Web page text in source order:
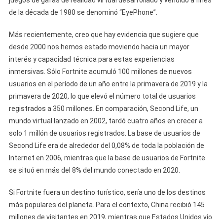
de la década de 1980 se denominó “EyePhone”.
Más recientemente, creo que hay evidencia que sugiere que
desde 2000 nos hemos estado moviendo hacia un mayor
interés y capacidad técnica para estas experiencias
inmersivas. Sólo Fortnite acumuló 100 millones de nuevos
usuarios en el período de un año entre la primavera de 2019 y la
primavera de 2020, lo que elevó el número total de usuarios
registrados a 350 millones. En comparación, Second Life, un
mundo virtual lanzado en 2002, tardó cuatro años en crecer a
solo 1 millón de usuarios registrados. La base de usuarios de
Second Life era de alrededor del 0,08% de toda la población de
Internet en 2006, mientras que la base de usuarios de Fortnite
se situó en más del 8% del mundo conectado en 2020.
Si Fortnite fuera un destino turístico, sería uno de los destinos
más populares del planeta. Para el contexto, China recibió 145
millones de visitantes en 2019, mientras que Estados Unidos vio